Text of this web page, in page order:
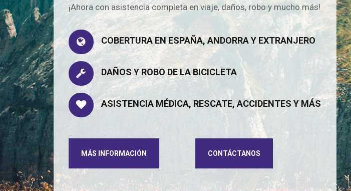
¡Ahora con asistencia completa en viaje, daños, robo y mucho más!
COBERTURA EN ESPAÑA, ANDORRA Y EXTRANJERO
DAÑOS Y ROBO DE LA BICICLETA
ASISTENCIA MÉDICA, RESCATE, ACCIDENTES Y MÁS
MÁS INFORMACIÓN CONTÁCTANOS